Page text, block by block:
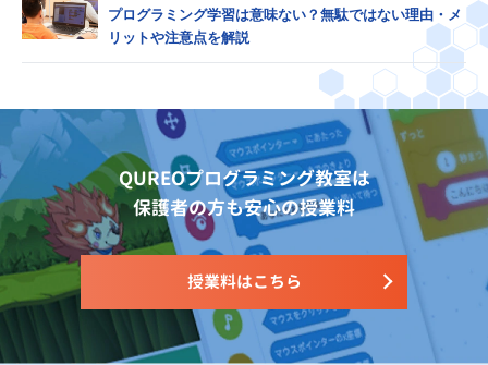
プログラミング学習は意味ない？無駄ではない理由・メ
リットや注意点を解説
QUREOプログラミング教室は
保護者の方も安心の授業料
授業料はこちら